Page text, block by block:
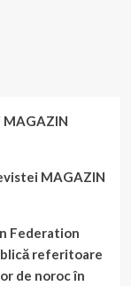
MAGAZIN
MAGAZIN
Federation
referitoare
de noroc în